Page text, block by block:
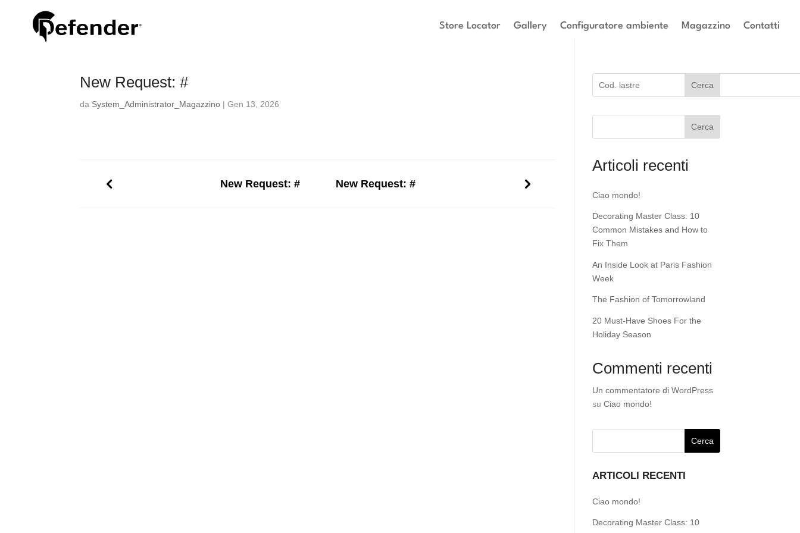
Store Locator Gallery Configuratore ambiente Magazzino Contatti
New Request: #
da System_Administrator_Magazzino |Gen 13, 2026
New Request: # New Request: #
Cerca
Cerca
Articoli recenti
Ciao mondo!
Decorating Master Class: 10
Common Mistakes and How to
Fix Them
An Inside Look at Paris Fashion
Week
The Fashion of Tomorrowland
20 Must-Have Shoes For the
Holiday Season
Commenti recenti
Un commentatore di WordPress
su Ciao mondo!
ARTICOLI RECENTI
Ciao mondo!
Decorating Master Class: 10